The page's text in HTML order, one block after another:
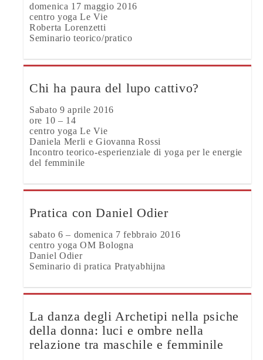
domenica 17 maggio 2016
centro yoga Le Vie
Roberta Lorenzetti
Seminario teorico/pratico
Chi ha paura del lupo cattivo?
Sabato 9 aprile 2016
ore 10 – 14
centro yoga Le Vie
Daniela Merli e Giovanna Rossi
Incontro teorico-esperienziale di yoga per le energie
del femminile
Pratica con Daniel Odier
sabato 6 – domenica 7 febbraio 2016
centro yoga OM Bologna
Daniel Odier
Seminario di pratica Pratyabhijna
La danza degli Archetipi nella psiche
della donna: luci e ombre nella
relazione tra maschile e femminile